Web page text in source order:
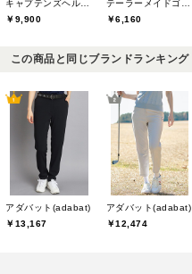
￥9,900
￥6,160
この商品と同じブランドランキング
アダバット(adabat)
￥13,167
アダバット(adabat)
￥12,474